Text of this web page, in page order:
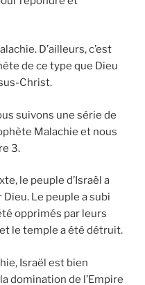
D’ailleurs, c’est
de ce type que Dieu
Christ.
suivons une série de
Malachie et nous
3.
le peuple d’Israël a
Le peuple a subi
opprimés par leurs
le temple a été détruit.
Israël est bien
domination de l’Empire